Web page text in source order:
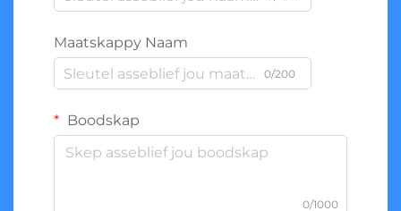
Maatskappy Naam
0/200
Boodskap
0/1000